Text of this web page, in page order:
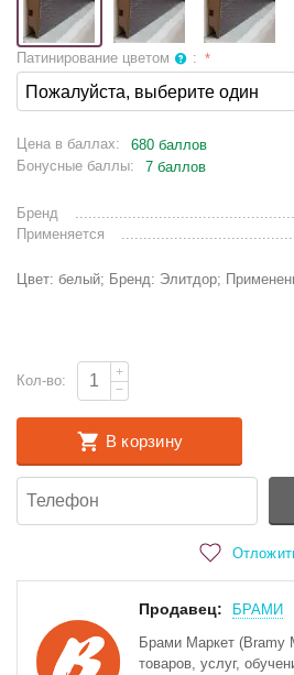
Патинирование цветом :
Цена в баллах:
680 баллов
Бонусные баллы:
7 баллов
Бренд
Применяется
Цвет: белый; Бренд: Элитдор;
Кол-во:
+
−
В корзину
Продавец:
БРАМИ
Брами Маркет (Bramy
товаров, услуг,